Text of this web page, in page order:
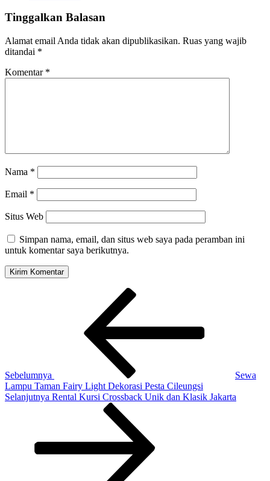
Tinggalkan Balasan
Alamat email Anda tidak akan dipublikasikan. Ruas yang wajib
ditandai *
Komentar *
Nama *
Email *
Situs Web
Simpan nama, email, dan situs web saya pada peramban ini
untuk komentar saya berikutnya.
Sebelumnya
Sewa
Lampu Taman Fairy Light Dekorasi Pesta Cileungsi
Pos
Selanjutnya Rental Kursi Crossback Unik dan Klasik Jakarta